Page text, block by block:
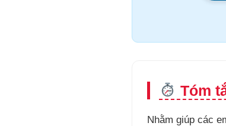
Tóm
Nhằm giúp các